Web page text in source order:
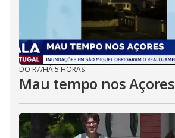
DO R7/HÁ 5 HORAS
Mau tempo nos Açores